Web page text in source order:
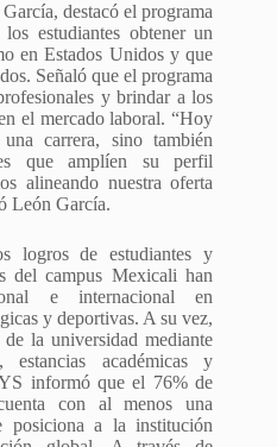
destacó el programa
estudiantes obtener un
en Estados Unidos y que
Señaló que el programa
y brindar a los
el mercado laboral. “Hoy
carrera, sino también
que amplíen su perfil
alineando nuestra oferta
León García.
logros de estudiantes y
del campus Mexicali han
e internacional en
y deportivas. A su vez,
la universidad mediante
estancias académicas y
informó que el 76% de
con al menos una
posiciona a la institución